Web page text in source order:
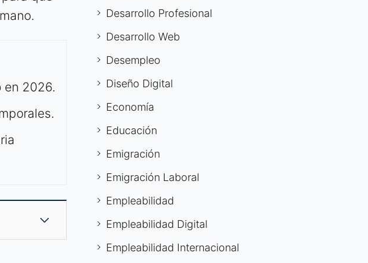
en 2026.
Desarrollo Profesional
Desarrollo Web
Desempleo
Diseño Digital
Economía
Educación
Emigración
Emigración Laboral
Empleabilidad
Empleabilidad Digital
Empleabilidad Internacional